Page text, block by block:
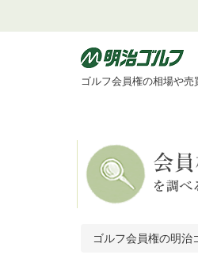
ゴルフ会員権の相場や売
ゴルフ会員権の明治